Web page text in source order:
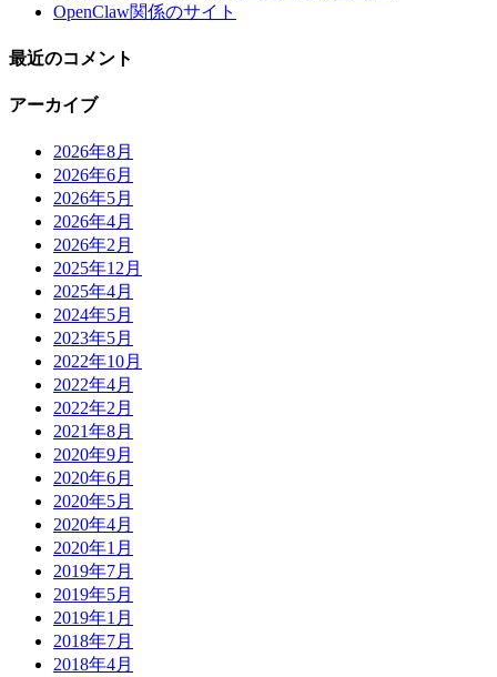
OpenClaw関係のサイト
最近のコメント
アーカイブ
2026年8月
2026年6月
2026年5月
2026年4月
2026年2月
2025年12月
2025年4月
2024年5月
2023年5月
2022年10月
2022年4月
2022年2月
2021年8月
2020年9月
2020年6月
2020年5月
2020年4月
2020年1月
2019年7月
2019年5月
2019年1月
2018年7月
2018年4月